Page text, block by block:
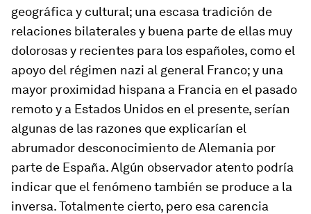
geográfica y cultural; una escasa tradición de
relaciones bilaterales y buena parte de ellas muy
dolorosas y recientes para los españoles, como el
apoyo del régimen nazi al general Franco; y una
mayor proximidad hispana a Francia en el pasado
remoto y a Estados Unidos en el presente, serían
algunas de las razones que explicarían el
abrumador desconocimiento de Alemania por
parte de España. Algún observador atento podría
indicar que el fenómeno también se produce a la
inversa. Totalmente cierto, pero esa carencia